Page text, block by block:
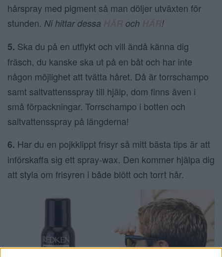
hårspray med pigment så man döljer utväxten för
stunden. Ni hittar dessa och !
5. Ska du på en utflykt och vill ändå känna dig
fräsch, du kanske ska ut på en båt och har inte
någon möjlighet att tvätta håret. Då är torrschampo
samt saltvattensspray till hjälp, dom finns även i
små förpackningar. Torrschampo i botten och
saltvattensspray på längderna!
6. Har du en pojkklippt frisyr så mitt bästa tips är att
införskaffa sig ett spray-wax. Den kommer hjälpa dig
att styla om frisyren i både blött och torrt hår.